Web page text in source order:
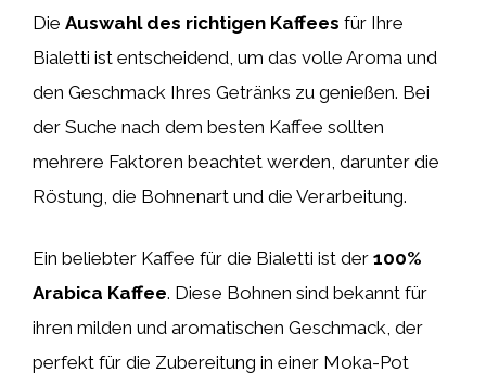
Die Auswahl des richtigen Kaffees für Ihre
Bialetti ist entscheidend, um das volle Aroma und
den Geschmack Ihres Getränks zu genießen. Bei
der Suche nach dem besten Kaffee sollten
mehrere Faktoren beachtet werden, darunter die
Röstung, die Bohnenart und die Verarbeitung.
Ein beliebter Kaffee für die Bialetti ist der 100%
Arabica Kaffee. Diese Bohnen sind bekannt für
ihren milden und aromatischen Geschmack, der
perfekt für die Zubereitung in einer Moka-Pot